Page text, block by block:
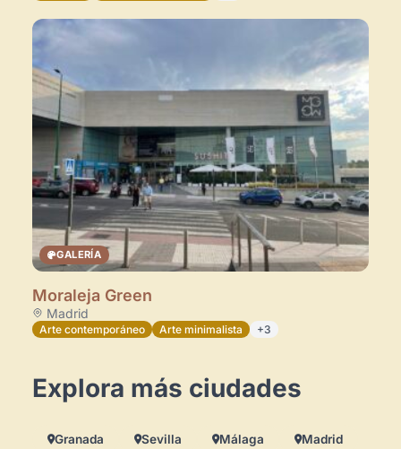
Espacios en la zona
GALERÍA
Moraleja Green
Madrid
Arte contemporáneo Arte minimalista +3
Explora más ciudades
Granada Sevilla Málaga Madrid